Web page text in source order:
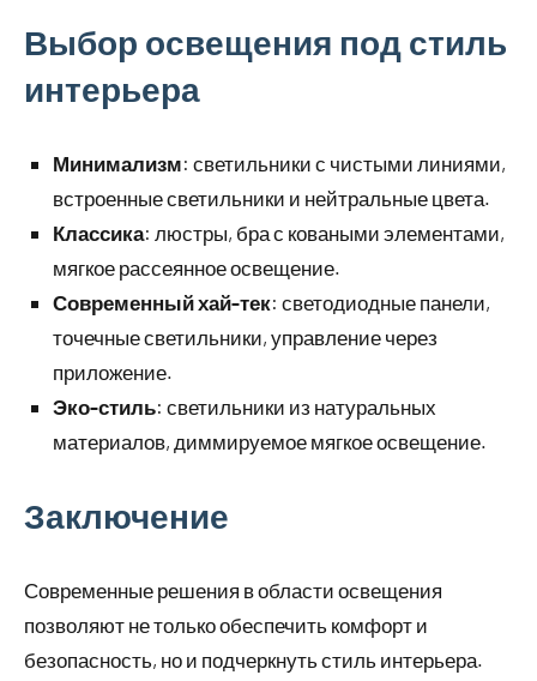
Выбор освещения под стиль
интерьера
Минимализм: светильники с чистыми линиями,
встроенные светильники и нейтральные цвета.
Классика: люстры, бра с коваными элементами,
мягкое рассеянное освещение.
Современный хай-тек: светодиодные панели,
точечные светильники, управление через
приложение.
Эко-стиль: светильники из натуральных
материалов, диммируемое мягкое освещение.
Заключение
Современные решения в области освещения
позволяют не только обеспечить комфорт и
безопасность, но и подчеркнуть стиль интерьера.